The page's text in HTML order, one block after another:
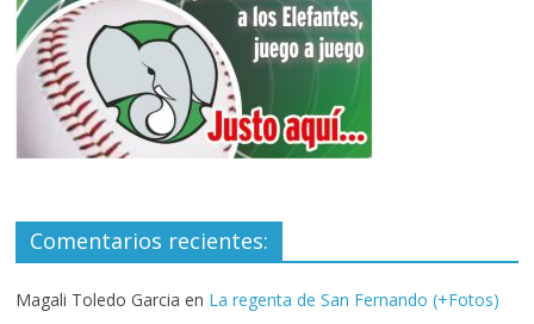
Comentarios recientes:
Magali Toledo Garcia en La regenta de San Fernando (+Fotos)